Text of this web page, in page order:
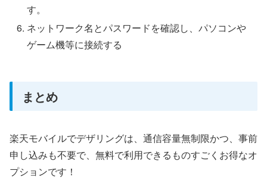
す。
ネットワーク名とパスワードを確認し、パソコンや
ゲーム機等に接続する
まとめ
楽天モバイルでデザリングは、通信容量無制限かつ、事前
申し込みも不要で、無料で利用できるものすごくお得なオ
プションです！